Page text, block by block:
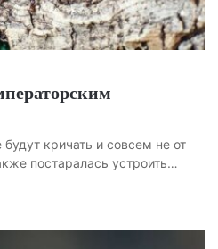
кричать и совсем не от
постаралась устроить…